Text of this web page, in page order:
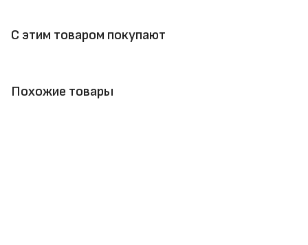
С этим товаром покупают
Похожие товары